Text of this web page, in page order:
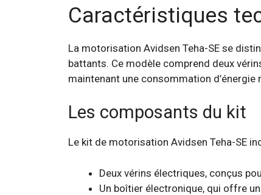
Caractéristiques
La motorisation Avidsen Teha-SE se
battants. Ce modèle comprend deux
maintenant une consommation d’énergie
Les composants du kit
Le kit de motorisation Avidsen Teha-SE
Deux vérins électriques, conçus
Un boîtier électronique, qui offre